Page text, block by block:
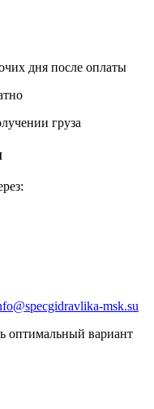
дня после оплаты
груза
msk.su
оптимальный вариант